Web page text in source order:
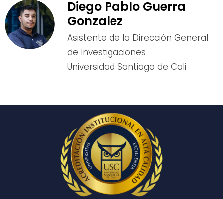
Diego Pablo Guerra
Gonzalez
Asistente de la Dirección General
de Investigaciones
Universidad Santiago de Cali